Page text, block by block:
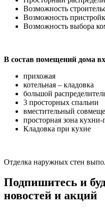
Возможность
Возможность
Возможность выбора
В состав помещений дома
прихожая
котельная – кладовка
большой
3 просторных спальни
вместительный
просторная зона
Кладовка при кухне
Отделка наружных стен
Подпишитесь и
новостей и акций